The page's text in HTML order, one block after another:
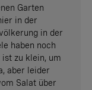
Garten
in der
in der
haben noch
zu klein, um
aber leider
Salat über